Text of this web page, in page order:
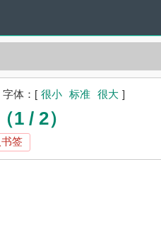
字体： [ 很小 标准 很大 ]
1 / 2）
签